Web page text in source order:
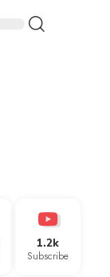
1.2k
Subscribe